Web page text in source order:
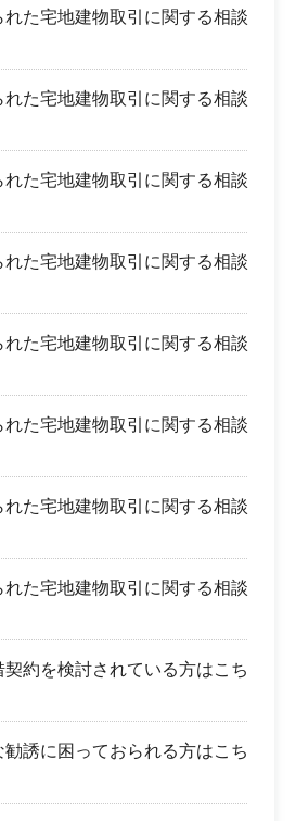
れた宅地建物取引に関する相談
れた宅地建物取引に関する相談
れた宅地建物取引に関する相談
れた宅地建物取引に関する相談
れた宅地建物取引に関する相談
れた宅地建物取引に関する相談
れた宅地建物取引に関する相談
れた宅地建物取引に関する相談
約を検討されている方はこち
誘に困っておられる方はこち